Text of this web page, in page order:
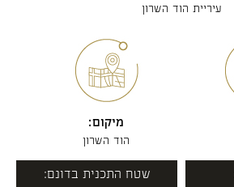
עיריית הוד השרון
מיקום:
הוד השרון
שטח התכנית בדונם: